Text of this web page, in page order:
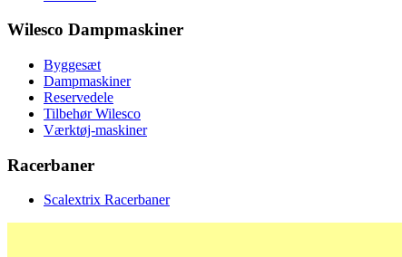
Wilesco Dampmaskiner
Byggesæt
Dampmaskiner
Reservedele
Tilbehør Wilesco
Værktøj-maskiner
Racerbaner
Scalextrix Racerbaner